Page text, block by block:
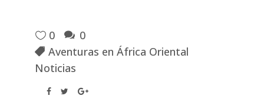
0
0
Aventuras en África Oriental
Noticias